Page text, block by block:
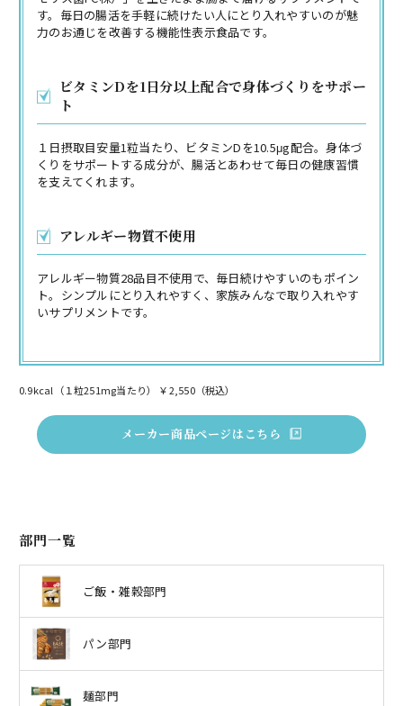
す。毎日の腸活を手軽に続けたい人にとり入れやすいのが魅
力のお通じを改善する機能性表示食品です。
ビタミンDを1日分以上配合で身体づくりをサポー
ト
１日摂取目安量1粒当たり、ビタミンDを10.5μg配合。身体づ
くりをサポートする成分が、腸活とあわせて毎日の健康習慣
を支えてくれます。
アレルギー物質不使用
アレルギー物質28品目不使用で、毎日続けやすいのもポイン
ト。シンプルにとり入れやすく、家族みんなで取り入れやす
いサプリメントです。
0.9kcal（１粒251mg当たり） ￥2,550（税込）
メーカー商品ページはこちら
部門一覧
ご飯・雑穀部門
パン部門
麺部門